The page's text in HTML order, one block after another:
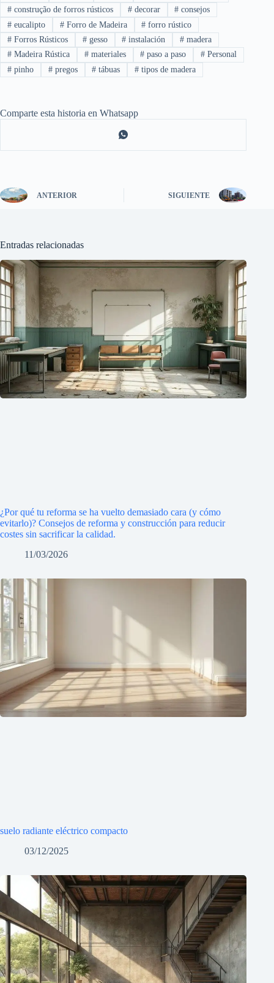
#construção de forros rústicos #decorar # consejos
#eucalipto #Forro de Madeira # forro rústico
#Forros Rústicos #gesso # instalación # madera
#Madeira Rústica #materiales # paso a paso # Personal
#pinho #pregos # tábuas # tipos de madera
Comparte esta historia en Whatsapp
ANTERIOR SIGUIENTE
Entradas relacionadas
¿Por qué tu reforma se ha vuelto demasiado cara (y cómo
evitarlo)? Consejos de reforma y construcción para reducir
costes sin sacrificar la calidad.
11/03/2026
suelo radiante eléctrico compacto
03/12/2025